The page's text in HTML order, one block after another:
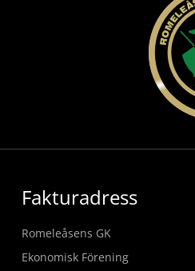
Fakturadress
Romeleåsens GK
Ekonomisk Förening